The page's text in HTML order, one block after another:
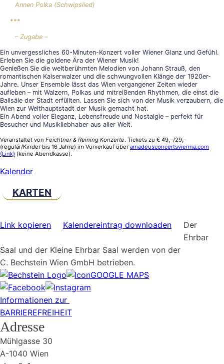
Annen Polka (Schwipslied)
***
– Zugabe –
Ein unvergessliches 60-Minuten-Konzert voller Wiener Glanz und Gefühl.
Erleben Sie die goldene Ära der Wiener Musik!
Genießen Sie die weltberühmten Melodien von Johann Strauß, den
romantischen Kaiserwalzer und die schwungvollen Klänge der 1920er-
Jahre. Unser Ensemble lässt das Wien vergangener Zeiten wieder
aufleben – mit Walzern, Polkas und mitreißenden Rhythmen, die einst die
Ballsäle der Stadt erfüllten. Lassen Sie sich von der Musik verzaubern, die
Wien zur Welthauptstadt der Musik gemacht hat.
Ein Abend voller Eleganz, Lebensfreude und Nostalgie – perfekt für
Besucher und Musikliebhaber aus aller Welt.
Veranstaltet von Feichtner & Reining Konzerte. Tickets zu € 49,–/29,–
(regulär/Kinder bis 16 Jahre) im Vorverkauf über amadeusconcertsvienna.com
(Link) (keine Abendkasse).
Kalender
KARTEN
Link kopieren Kalendereintrag downloaden
Der
Ehrbar
Saal und der Kleine Ehrbar Saal werden von der
C. Bechstein Wien GmbH betrieben.
GOOGLE MAPS
Informationen zur
BARRIEREFREIHEIT
Adresse
Mühlgasse 30
A-1040 Wien